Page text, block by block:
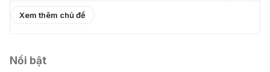
Xem thêm chủ đề
Nổi bật